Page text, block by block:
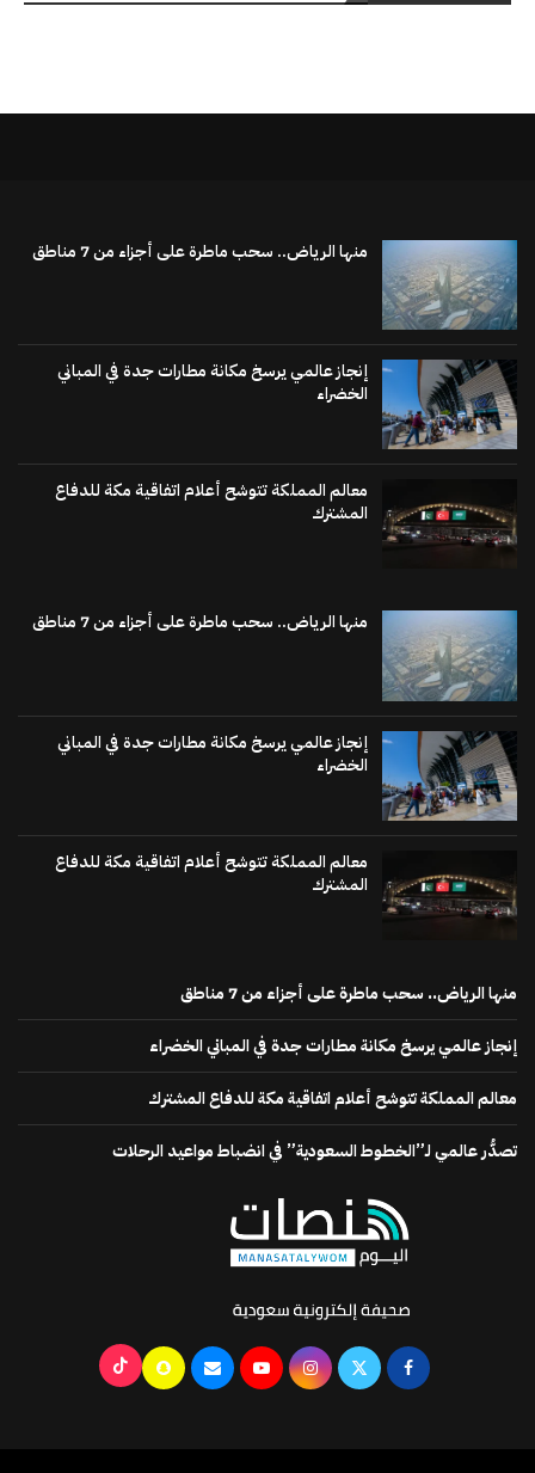
منها الرياض.. سحب ماطرة على أجزاء من 7 مناطق
إنجاز عالمي يرسخ مكانة مطارات جدة في المباني
الخضراء
معالم المملكة تتوشح أعلام اتفاقية مكة للدفاع
المشترك
منها الرياض.. سحب ماطرة على أجزاء من 7 مناطق
إنجاز عالمي يرسخ مكانة مطارات جدة في المباني
الخضراء
معالم المملكة تتوشح أعلام اتفاقية مكة للدفاع
المشترك
منها الرياض.. سحب ماطرة على أجزاء من 7 مناطق
إنجاز عالمي يرسخ مكانة مطارات جدة في المباني الخضراء
معالم المملكة تتوشح أعلام اتفاقية مكة للدفاع المشترك
تصدُّر عالمي لـ”الخطوط السعودية” في انضباط مواعيد الرحلات